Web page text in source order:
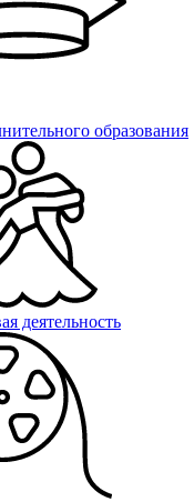
образования
деятельность